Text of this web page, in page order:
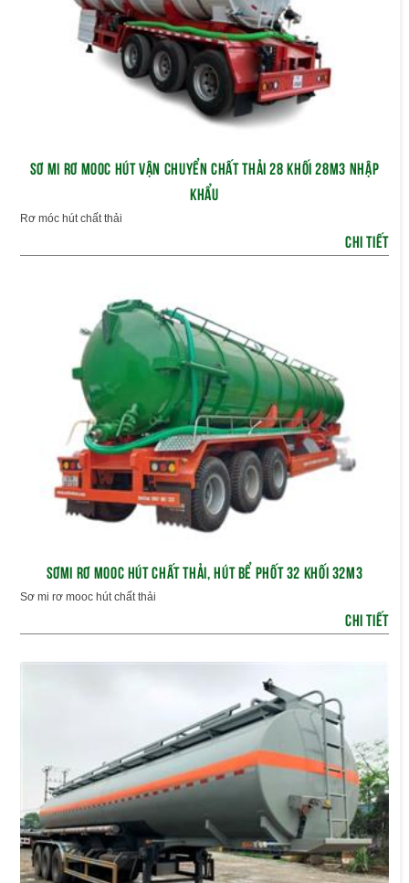
SƠ MI RƠ MOOC HÚT VẬN CHUYỂN CHẤT THẢI 28 KHỐI 28M3 NHẬP
KHẨU
Rơ móc hút chất thải
CHI TIẾT
SƠMI RƠ MOOC HÚT CHẤT THẢI, HÚT BỂ PHỐT 32 KHỐI 32M3
Sơ mi rơ mooc hút chất thải
CHI TIẾT